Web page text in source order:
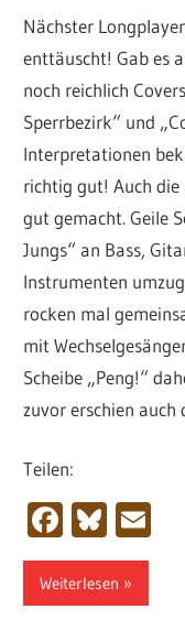
Nächster
enttäuscht! Gab es
noch reichlich
Sperrbezirk“ und
Interpretationen
richtig gut! Auch die
gut gemacht. Geile
Jungs“ an Bass,
Instrumenten
rocken mal
mit
Scheibe „Peng!“
zuvor erschien auch
Teilen:
Facebook
Weiterlesen